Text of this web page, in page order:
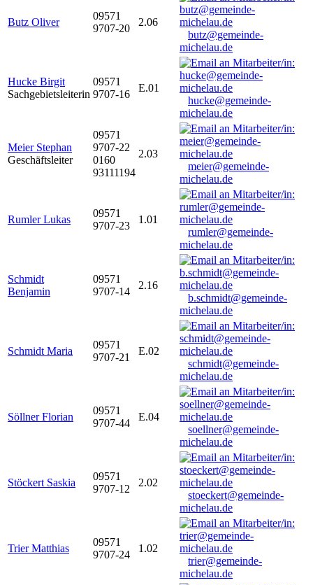
Butz Oliver
09571
9707-20
2.06
butz@gemeinde-
michelau.de
Hucke Birgit
Sachgebietsleiterin
09571
9707-16
E.01
hucke@gemeinde-
michelau.de
Meier Stephan
Geschäftsleiter
09571
9707-22
0160
93111194
2.03
meier@gemeinde-
michelau.de
Rumler Lukas
09571
9707-23
1.01
rumler@gemeinde-
michelau.de
Schmidt
Benjamin
09571
9707-14
2.16
b.schmidt@gemeinde-
michelau.de
Schmidt Maria
09571
9707-21
E.02
schmidt@gemeinde-
michelau.de
Söllner Florian
09571
9707-44
E.04
soellner@gemeinde-
michelau.de
Stöckert Saskia
09571
9707-12
2.02
stoeckert@gemeinde-
michelau.de
Trier Matthias
09571
9707-24
1.02
trier@gemeinde-
michelau.de